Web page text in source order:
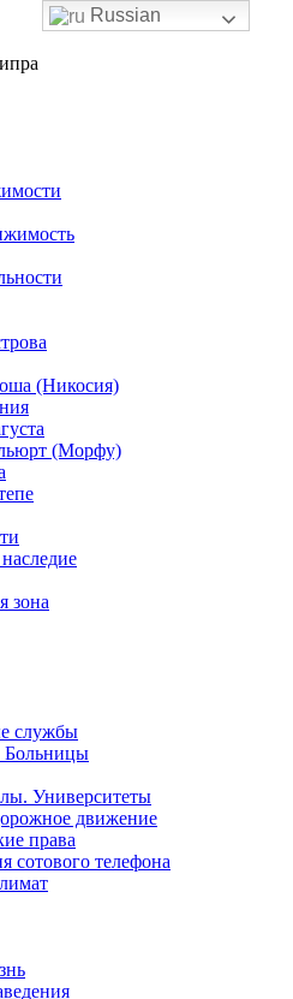
(Никосия)
(Морфу)
зона
службы
Университеты
движение
права
сотового телефона
Russian